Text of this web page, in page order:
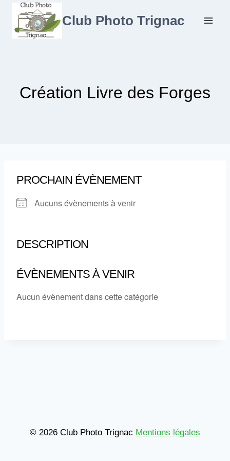
contenu
Club Photo Trignac
Création Livre des Forges
PROCHAIN ÉVÈNEMENT
Aucuns évènements à venir
DESCRIPTION
ÉVÈNEMENTS À VENIR
Aucun évènement dans cette catégorie
© 2026 Club Photo Trignac Mentions légales